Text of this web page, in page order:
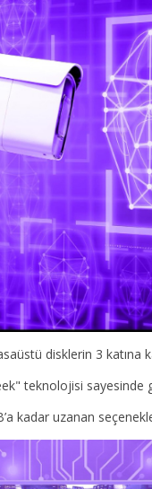
disklerin 3 katına
teknolojisi sayesinde
kadar uzanan